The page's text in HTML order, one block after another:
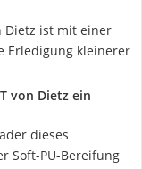
Dietz ist mit einer
Erledigung kleinerer
von Dietz ein
dieses
Soft-PU-Bereifung